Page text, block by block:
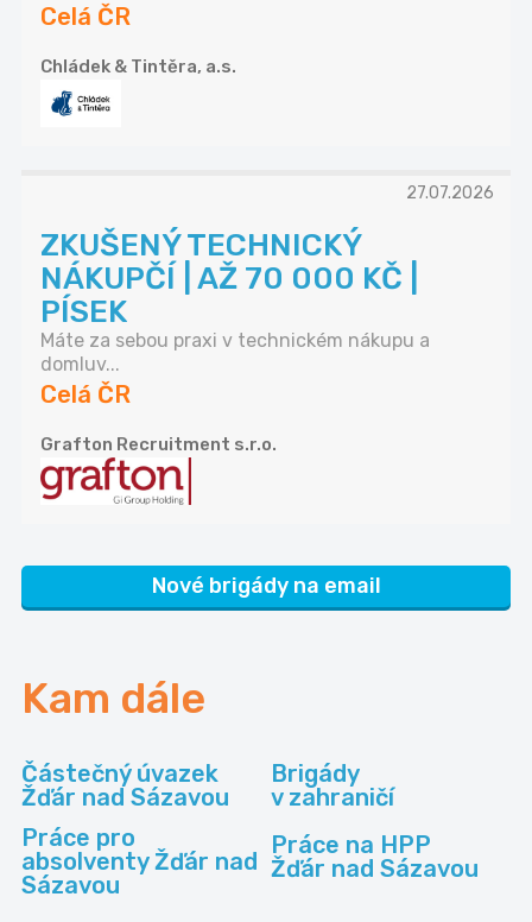
Celá ČR
Chládek & Tintěra, a.s.
27.07.2026
ZKUŠENÝ TECHNICKÝ
NÁKUPČÍ | AŽ 70 000 KČ |
PÍSEK
Máte za sebou praxi v technickém nákupu a
domluv...
Celá ČR
Grafton Recruitment s.r.o.
Nové brigády na email
Kam dále
Částečný úvazek
Žďár nad Sázavou
Brigády
v zahraničí
Práce pro
absolventy Žďár nad
Sázavou
Práce na HPP
Žďár nad Sázavou